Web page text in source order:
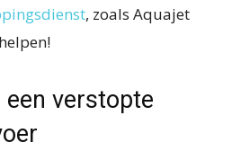
, zoals Aquajet
een verstopte